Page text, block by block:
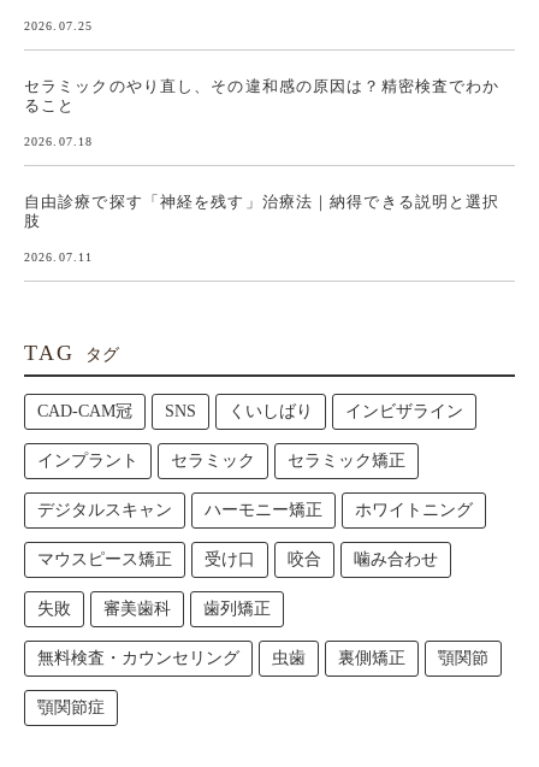
2026.07.25
セラミックのやり直し、その違和感の原因は？精密検査でわか
ること
2026.07.18
自由診療で探す「神経を残す」治療法｜納得できる説明と選択
肢
2026.07.11
TAG タグ
CAD-CAM冠 SNS くいしばり インビザライン
インプラント セラミック セラミック矯正
デジタルスキャン ハーモニー矯正 ホワイトニング
マウスピース矯正 受け口 咬合 噛み合わせ
失敗 審美歯科 歯列矯正
無料検査・カウンセリング 虫歯 裏側矯正 顎関節
顎関節症